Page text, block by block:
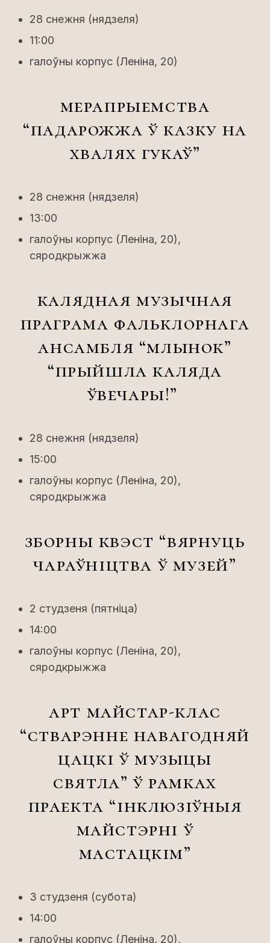
28 снежня (нядзеля)
11:00
галоўны корпус (Леніна, 20)
мерапрыемства
“падарожжа ў казку на
хвалях гукаў”
28 снежня (нядзеля)
13:00
галоўны корпус (Леніна, 20),
сяродкрыжжа
калядная музычная
праграма фальклорнага
ансамбля “млынок”
“прыйшла каляда
ўвечары!”
28 снежня (нядзеля)
15:00
галоўны корпус (Леніна, 20),
сяродкрыжжа
зборны квэст “вярнуць
чараўніцтва ў музей”
2 студзеня (пятніца)
14:00
галоўны корпус (Леніна, 20),
сяродкрыжжа
арт майстар-клас
“стварэнне навагодняй
цацкі ў музыцы
святла” ў рамках
праекта “інклюзіўныя
майстэрні ў
мастацкім”
3 студзеня (субота)
14:00
галоўны корпус (Леніна, 20),